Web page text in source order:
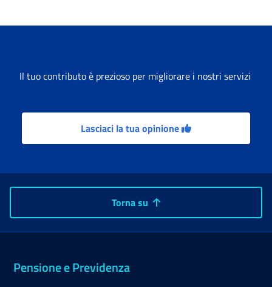
Il tuo contributo è prezioso per migliorare i nostri servizi
Lasciaci la tua opinione
Torna su
Pensione e Previdenza